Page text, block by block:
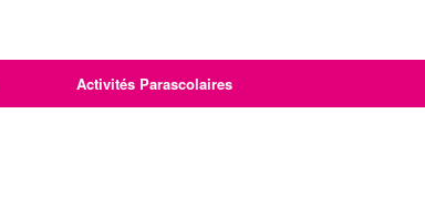
Activités Parascolaires